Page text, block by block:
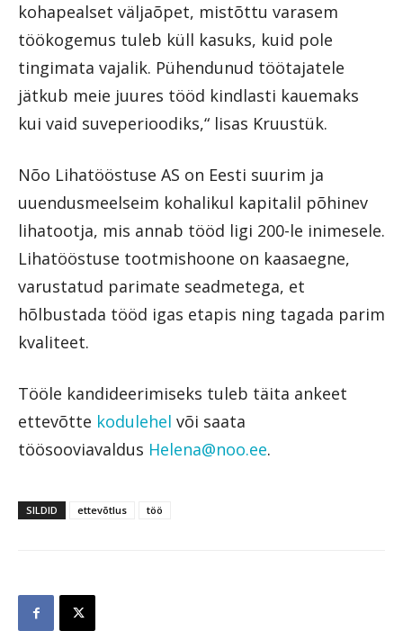
kohapealset väljaõpet, mistõttu varasem
töökogemus tuleb küll kasuks, kuid pole
tingimata vajalik. Pühendunud töötajatele
jätkub meie juures tööd kindlasti kauemaks
kui vaid suveperioodiks,“ lisas Kruustük.
Nõo Lihatööstuse AS on Eesti suurim ja
uuendusmeelseim kohalikul kapitalil põhinev
lihatootja, mis annab tööd ligi 200-le inimesele.
Lihatööstuse tootmishoone on kaasaegne,
varustatud parimate seadmetega, et
hõlbustada tööd igas etapis ning tagada parim
kvaliteet.
Tööle kandideerimiseks tuleb täita ankeet
ettevõtte kodulehel või saata
töösooviavaldus Helena@noo.ee.
SILDID ettevõtlus töö